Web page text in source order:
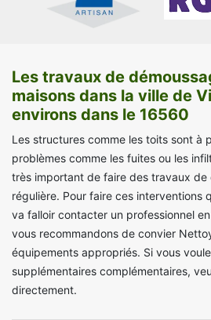
Les travaux de
maisons dans la ville de
environs dans le 16560
Les structures comme les toits sont à
problèmes comme les fuites ou les
très important de faire des travaux de
régulière. Pour faire ces interventions
va falloir contacter un professionnel
vous recommandons de convier
équipements appropriés. Si vous
supplémentaires complémentaires,
directement.